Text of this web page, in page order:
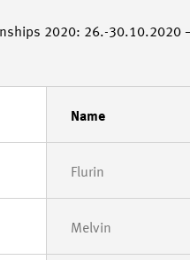
2020: 26.-30.10.2020
Name
Flurin
Melvin